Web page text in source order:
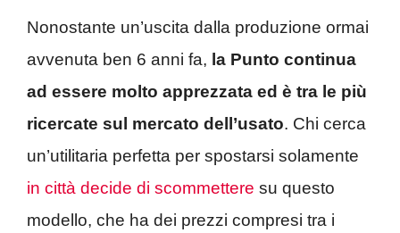
Nonostante un’uscita dalla produzione ormai
avvenuta ben 6 anni fa, la Punto continua
ad essere molto apprezzata ed è tra le più
ricercate sul mercato dell’usato. Chi cerca
un’utilitaria perfetta per spostarsi solamente
in città decide di scommettere su questo
modello, che ha dei prezzi compresi tra i